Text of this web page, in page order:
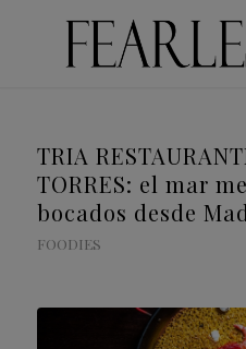
TRIA
TORRES: el mar
bocados desde
FOODIES